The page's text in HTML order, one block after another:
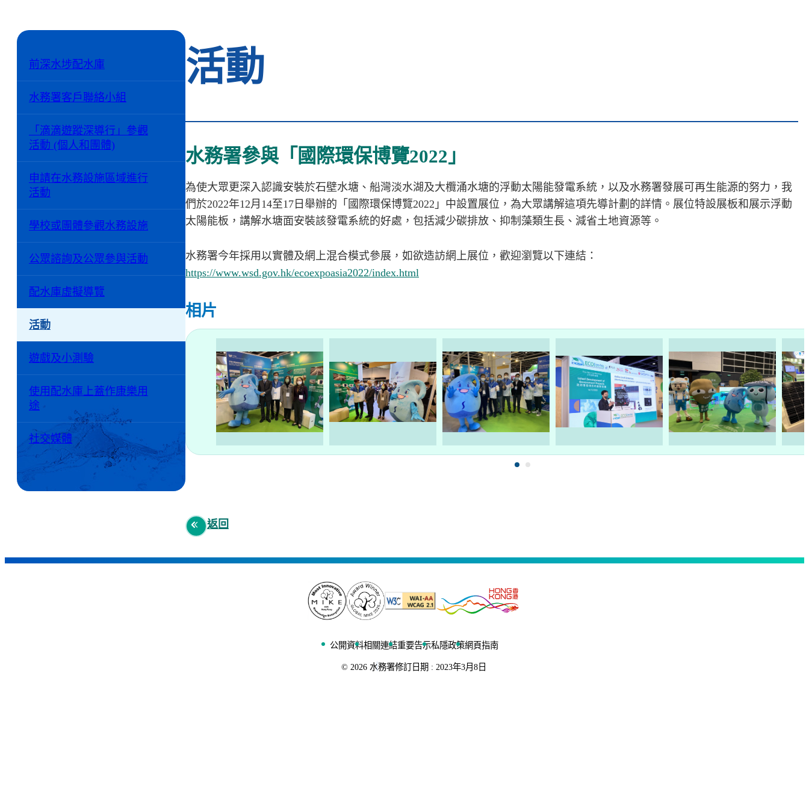
前深水埗配水庫
水務署客戶聯絡小組
「滴滴遊蹤深導行」參觀
活動 (個人和團體)
申請在水務設施區域進行
活動
學校或團體參觀水務設施
公眾諮詢及公眾參與活動
配水庫虛擬導覽
活動
遊戲及小測驗
使用配水庫上蓋作康樂用
途
社交媒體
活動
水務署參與「國際環保博覽2022」
為使大眾更深入認識安裝於石壁水塘、船灣淡水湖及大欖涌水塘的浮動太陽能發電系統，以及水務署發展可再生能源的努力，我
們於2022年12月 14至17日舉辦的「國際環保博覽2022 」中設置展位，為大眾講解這項先導計劃的詳情。展位特設展板和展示浮動
太陽能板，講解水塘面安裝該發電系統的好處，包括減少碳排放、抑制藻類生長、減省土地資源等。
水務署今年採用以實體及網上混合模式參展，如欲造訪網上展位，歡迎瀏覽以下連結：
https://www.wsd.gov.hk/ecoexpoasia2022/index.html
相片
返回
公開資料相關連結重要告示私隱政策網頁指南
© 2026 水務署修訂日期 : 2023年3月8日